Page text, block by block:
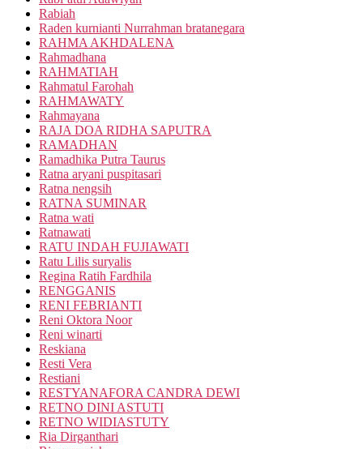
Rabiah
Raden kurnianti Nurrahman bratanegara
RAHMA AKHDALENA
Rahmadhana
RAHMATIAH
Rahmatul Farohah
RAHMAWATY
Rahmayana
RAJA DOA RIDHA SAPUTRA
RAMADHAN
Ramadhika Putra Taurus
Ratna aryani puspitasari
Ratna nengsih
RATNA SUMINAR
Ratna wati
Ratnawati
RATU INDAH FUJIAWATI
Ratu Lilis suryalis
Regina Ratih Fardhila
RENGGANIS
RENI FEBRIANTI
Reni Oktora Noor
Reni winarti
Reskiana
Resti Vera
Restiani
RESTYANAFORA CANDRA DEWI
RETNO DINI ASTUTI
RETNO WIDIASTUTY
Ria Dirganthari